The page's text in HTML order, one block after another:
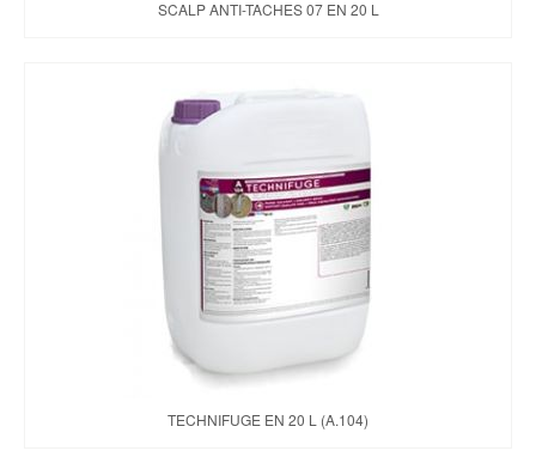
SCALP ANTI-TACHES 07 EN 20 L
TECHNIFUGE EN 20 L (A.104)